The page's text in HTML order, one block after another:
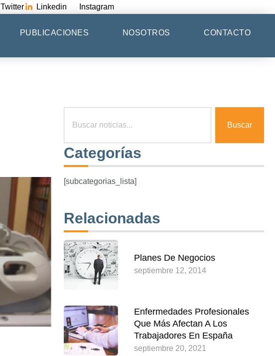
Twitter Linkedin Instagram
PUBLICACIONES NOSOTROS CONTACTO
Buscar
Categorías
[subcategorias_lista]
Relacionadas
Planes De Negocios
septiembre 12, 2014
Enfermedades Profesionales
Que Más Afectan A Los
Trabajadores En España
septiembre 20, 2021